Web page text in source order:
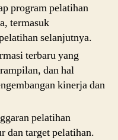
program pelatihan
termasuk
selanjutnya.
terbaru yang
dan hal
kinerja dan
pelatihan
dan target pelatihan.